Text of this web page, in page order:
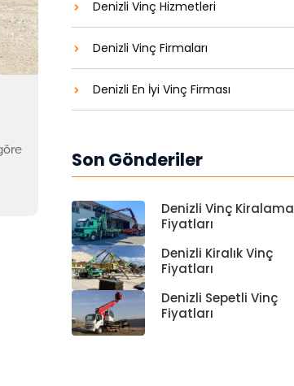
Denizli Vinç Hizmetleri
Denizli Vinç Firmaları
Denizli En İyi Vinç Firması
Son Gönderiler
Denizli Vinç Kiralama
Fiyatları
Denizli Kiralık Vinç
Fiyatları
Denizli Sepetli Vinç
Fiyatları